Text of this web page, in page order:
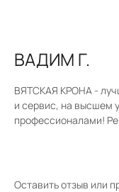
ВАДИМ Г.
ВЯТСКАЯ КРОНА -
и сервис, на высшем
профессионалами!
Оставить отзыв или